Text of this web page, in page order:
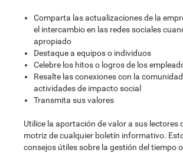
Comparta las actualizaciones de la
el intercambio en las redes sociales
apropiado
Destaque a equipos o individuos
Celebre los hitos o logros de los
Resalte las conexiones con la
actividades de impacto social
Transmita sus valores
Utilice la aportación de valor a sus lectores
motriz de cualquier boletín informativo.
consejos útiles sobre la gestión del tiempo o